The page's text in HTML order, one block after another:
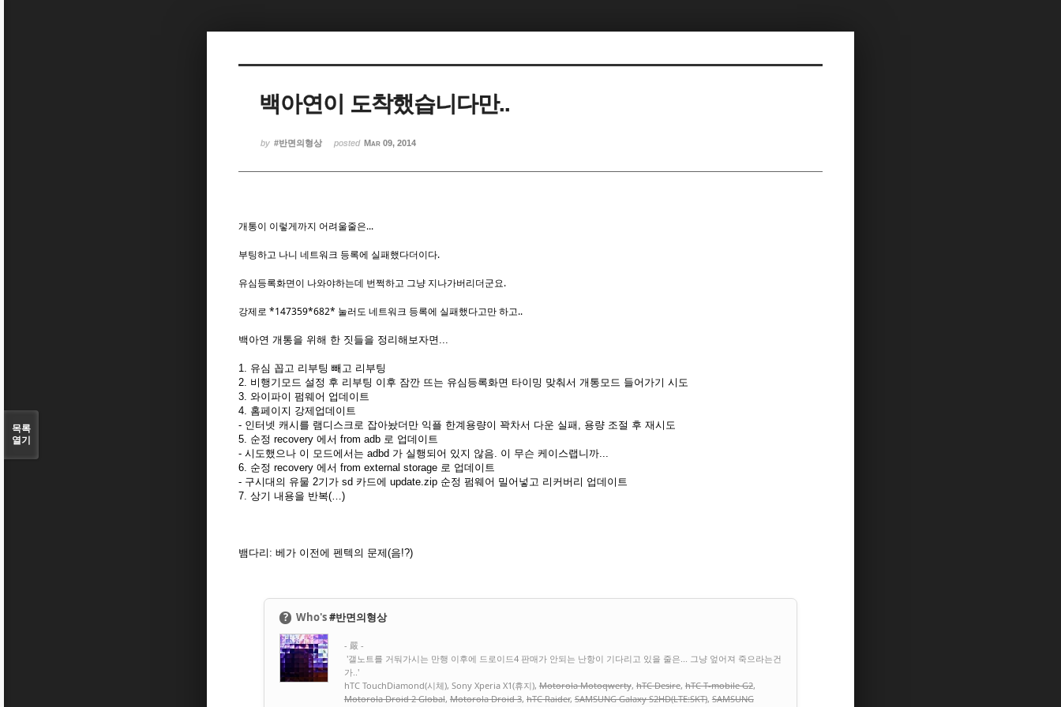
백아연이 도착했습니다만..
by #반면의형상 posted Mar 09, 2014
개통이 이렇게까지 어려울줄은...
부팅하고 나니 네트워크 등록에 실패했다더이다.
유심등록화면이 나와야하는데 번쩍하고 그냥 지나가버리더군요.
강제로 *147359*682* 눌러도 네트워크 등록에 실패했다고만 하고..
백아연 개통을 위해 한 짓들을 정리해보자면...
1. 유심 꼽고 리부팅 빼고 리부팅
2. 비행기모드 설정 후 리부팅 이후 잠깐 뜨는 유심등록화면 타이밍 맞춰서 개통모드 들어가기 시도
3. 와이파이 펌웨어 업데이트
4. 홈페이지 강제업데이트
- 인터넷 캐시를 램디스크로 잡아놨더만 익플 한계용량이 꽉차서 다운 실패, 용량 조절 후 재시도
5. 순정 recovery 에서 from adb 로 업데이트
- 시도했으나 이 모드에서는 adbd 가 실행되어 있지 않음. 이 무슨 케이스랩니까...
6. 순정 recovery 에서 from external storage 로 업데이트
- 구시대의 유물 2기가 sd 카드에 update.zip 순정 펌웨어 밀어넣고 리커버리 업데이트
7. 상기 내용을 반복(…)
뱀다리: 베가 이전에 펜텍의 문제(음!?)
? Who's#반면의형상
- 嚴 -
'갤노트를 거둬가시는 만행 이후에 드로이드4 판매가 안되는 난항이 기다리고 있을 줄은... 그냥 엎어져 죽으라는건
가..'
hTC TouchDiamond(시체), Sony Xperia X1(휴지),Motorola Motoqwerty,hTC Desire,hTC T-mobile G2,
Motorola Droid 2 Global,Motorola Droid 3,hTC Raider,SAMSUNG Galaxy S2HD(LTE:SKT),SAMSUNG
목록
열기
Sketchbook5, 스케치북5
Sketchbook5, 스케치북5
Sketchbook5, 스케치북5
Sketchbook5, 스케치북5